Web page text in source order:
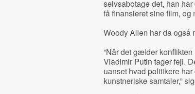
selvsabotage det, han
få finansieret sine film, og
Woody Allen har da også
”Når det gælder
Vladimir Putin tager fejl.
uanset hvad politikere
kunstneriske samtaler,”